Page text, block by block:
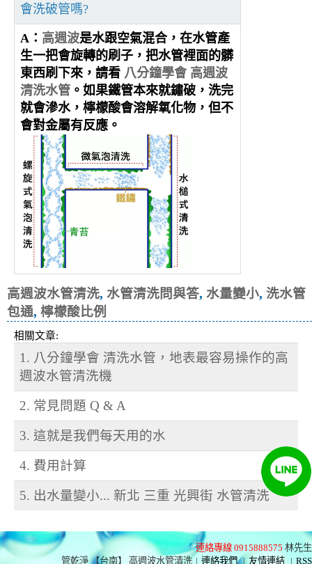
會洗破管嗎?
A： 高週波是水跟空氣混合，在水管產
生一把會旋轉的刷子，把水管裡面的髒
東西刷下來，請看 八分鐘學會 高週波
清洗水管 。如果鐵管本來就鏽破，洗完
就會滲水，檸檬酸會溶解氧化物，但不
會對金屬有反應。
高週波水管清洗, 水管清洗問與答, 水量變小, 洗水管
包通, 檸檬酸比例
相關文章:
1. 八分鐘學會 清洗水管，地表最容易操作的高
週波水管清洗機
2. 常見問題 Q & A
3. 這就是我們每天用的水
4. 費用計算
5. 出水量變小... 新北 三重 光興街 水管清洗
連絡專線 0915888575 林先生
管乾淨 【台南】 高週波水管清洗 | 連絡我們 | 友情連結 | RSS